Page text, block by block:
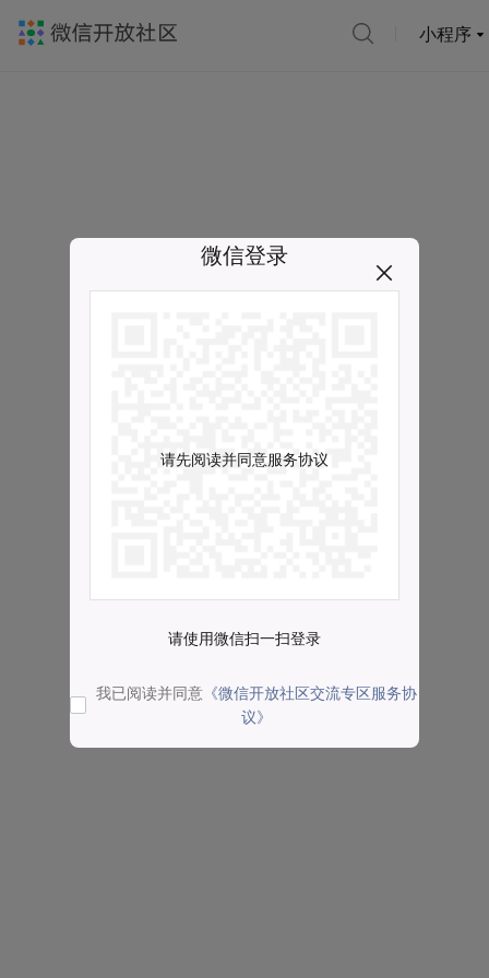
小程序
微信登录
请先阅读并同意服务协议
请使用微信扫一扫登录
我已阅读并同意 《微信开放社区交流专区服务协
议》